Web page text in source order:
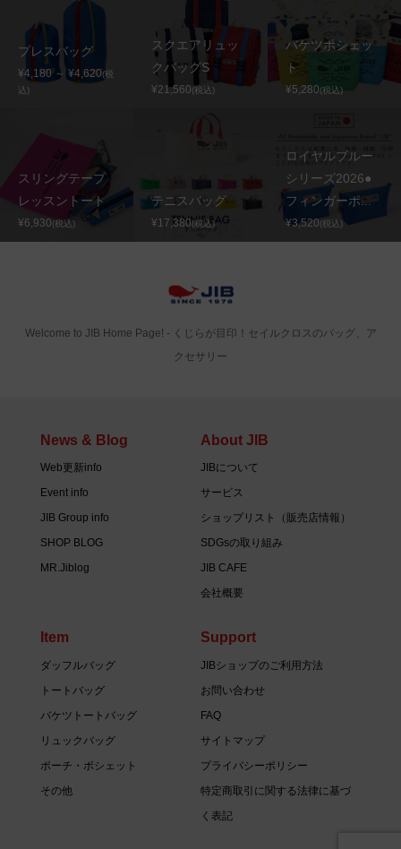
プレスバッグ
¥4,180 ～ ¥4,620(税
込)
スクエアリュッ
クバッグS
¥21,560(税込)
バケツポシェッ
ト
¥5,280(税込)
スリングテープ
レッスントート
¥6,930(税込)
テニスバッグ
¥17,380(税込)
ロイヤルブルー
シリーズ2026●
フィンガーポ...
¥3,520(税込)
Welcome to JIB Home Page! ‐ くじらが目印！セイルクロスのバッグ、ア
クセサリー
News & Blog
Web更新info
Event info
JIB Group info
SHOP BLOG
MR.Jiblog
About JIB
JIBについて
サービス
ショップリスト（販売店情報）
SDGsの取り組み
JIB CAFE
会社概要
Item
ダッフルバッグ
トートバッグ
バケツトートバッグ
リュックバッグ
ポーチ・ポシェット
その他
Support
JIBショップのご利用方法
お問い合わせ
FAQ
サイトマップ
プライバシーポリシー
特定商取引に関する法律に基づ
く表記